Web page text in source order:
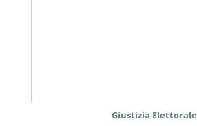
Giustizia Elettorale